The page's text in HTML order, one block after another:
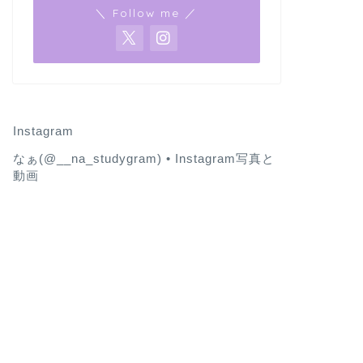
＼ Follow me ／
Instagram
なぁ(@__na_studygram) • Instagram写真と
動画